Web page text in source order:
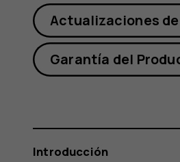
2017
Actualizaciones
Garantía del
Introducción